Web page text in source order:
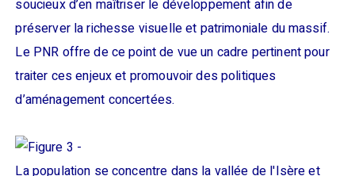
soucieux d’en maîtriser le développement afin de
préserver la richesse visuelle et patrimoniale du massif.
Le PNR offre de ce point de vue un cadre pertinent pour
traiter ces enjeux et promouvoir des politiques
d’aménagement concertées.